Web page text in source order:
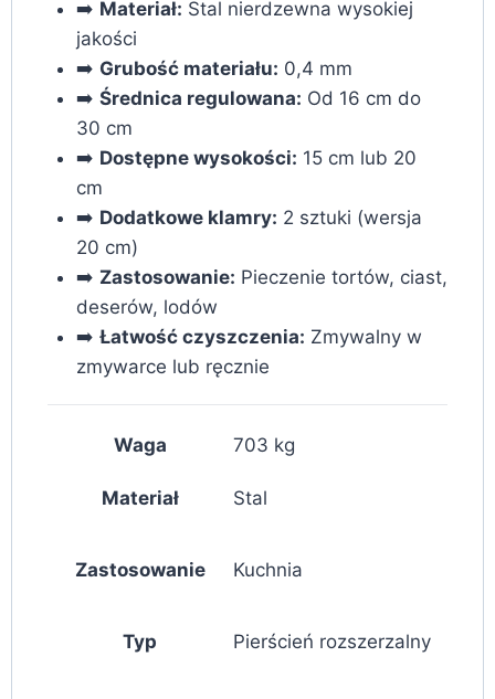
➡️ Materiał: Stal nierdzewna wysokiej
jakości
➡️ Grubość materiału: 0,4 mm
➡️ Średnica regulowana: Od 16 cm do
30 cm
➡️ Dostępne wysokości: 15 cm lub 20
cm
➡️ Dodatkowe klamry: 2 sztuki (wersja
20 cm)
➡️ Zastosowanie: Pieczenie tortów, ciast,
deserów, lodów
➡️ Łatwość czyszczenia: Zmywalny w
zmywarce lub ręcznie
Waga 703 kg
Materiał Stal
Zastosowanie Kuchnia
Typ Pierścień rozszerzalny